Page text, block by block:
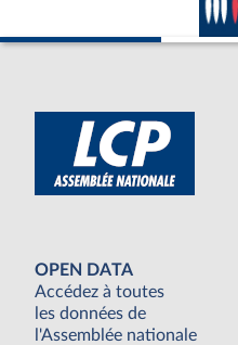
OPEN DATA
Accédez à toutes
les données de
l'Assemblée nationale